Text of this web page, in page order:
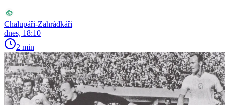
Chalupáři-Zahrádkáři
dnes, 18:10
2 min